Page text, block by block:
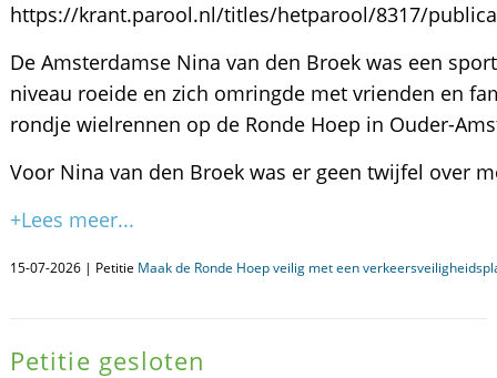
https://krant.parool.nl/titles/hetparool/8317/
De Amsterdamse Nina van den Broek was een
niveau roeide en zich omringde met vrienden en
rondje wielrennen op de Ronde Hoep in Ouder-
Voor Nina van den Broek was er geen twijfel over
+Lees meer...
15-07-2026 | Petitie Maak de Ronde Hoep veilig met een
Petitie gesloten